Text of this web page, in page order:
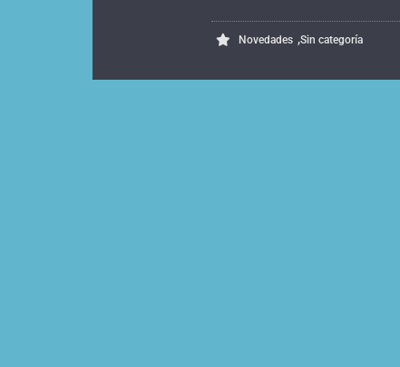
Novedades ,Sin categoría